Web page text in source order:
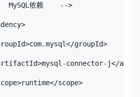
MySQL依赖    -->
groupId>
connector-j</
scope>